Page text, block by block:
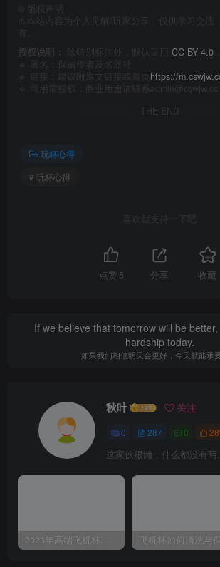
版权声明
⚠️本站内容为个人见解/玩家分享，仅供学习交流
有。
授权说明：
除特别标注外，默认采用 CC BY 4.0
🔹 署名：保留作者及 名器社
🔹 链接：建议附原文链接或首页 https://
🔹 商用需授权：商业用途请联系admin@cswjw.cc
THE END
玩杯心得
# 玩杯心得
喜欢就支持一下吧
点赞 5 分享 收藏
If we believe that tomorrow will be
hardship today.
如果我们相信明天会更好，今天就能承
秋叶 关注
0 287 0
这家伙很懒，什么都没有写
2023年高端飞机杯（名器）选购指南~~ 老司机着重测评一些品牌、各价位、具有代表性的主流飞机杯名器！萌新避坑必看